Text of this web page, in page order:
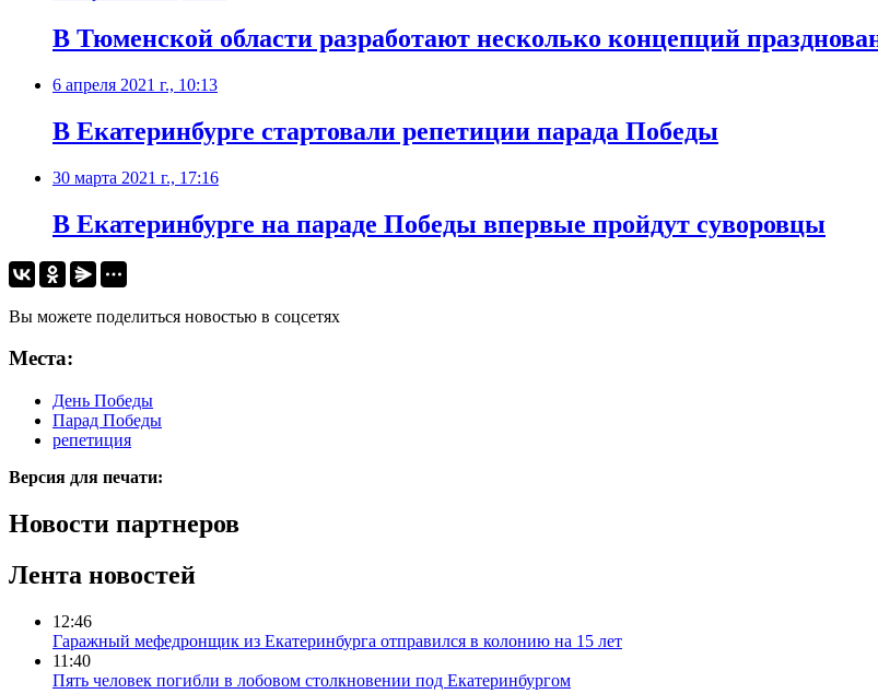
​В Тюменской области разработают несколько концепций
6 апреля 2021 г., 10:13
В Екатеринбурге стартовали репетиции парада Победы
30 марта 2021 г., 17:16
​В Екатеринбурге на параде Победы впервые пройдут суворовцы
Вы можете поделиться новостью в соцсетях
Места:
День Победы
Парад Победы
репетиция
Версия для печати:
Новости партнеров
Лента новостей
12:46
Гаражный мефедронщик из Екатеринбурга отправился в колонию на 15 лет
11:40
Пять человек погибли в лобовом столкновении под Екатеринбургом